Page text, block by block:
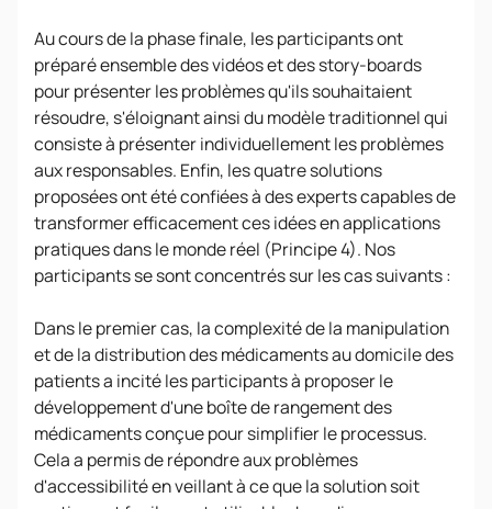
Au cours de la phase finale, les participants ont
préparé ensemble des vidéos et des story-boards
pour présenter les problèmes qu'ils souhaitaient
résoudre, s'éloignant ainsi du modèle traditionnel qui
consiste à présenter individuellement les problèmes
aux responsables. Enfin, les quatre solutions
proposées ont été confiées à des experts capables de
transformer efficacement ces idées en applications
pratiques dans le monde réel (Principe 4). Nos
participants se sont concentrés sur les cas suivants :
Dans le premier cas, la complexité de la manipulation
et de la distribution des médicaments au domicile des
patients a incité les participants à proposer le
développement d'une boîte de rangement des
médicaments conçue pour simplifier le processus.
Cela a permis de répondre aux problèmes
d'accessibilité en veillant à ce que la solution soit